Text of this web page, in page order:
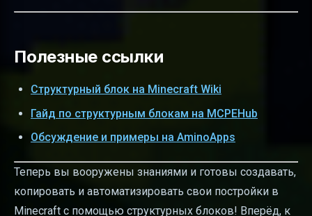
Полезные ссылки
Структурный блок на Minecraft Wiki
Гайд по структурным блокам на MCPEHub
Обсуждение и примеры на AminoApps
Теперь вы вооружены знаниями и готовы создавать,
копировать и автоматизировать свои постройки в
Minecraft с помощью структурных блоков! Вперёд, к